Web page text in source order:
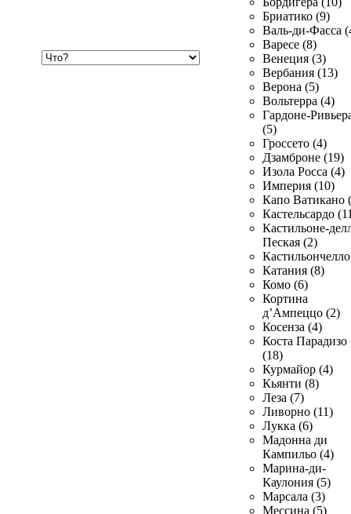
Бриатико (9)
Валь-ди-Фасса
Варесе (8)
Венеция (3)
Вербания (13)
Верона (5)
Вольтерра (4)
Гардоне-
(5)
Гроссето (4)
Дзамброне (19)
Изола Росса (4)
Империя (10)
Капо Ватикано
Кастельсардо
Кастильоне-
Пеская (2)
Катания (8)
Комо (6)
Кортина
д’Ампеццо (2)
Косенза (4)
Коста Парадизо
(18)
Курмайор (4)
Кьянти (8)
Леза (7)
Ливорно (11)
Лукка (6)
Мадонна ди
Кампильо (4)
Марина-ди-
Каулония (5)
Марсала (3)
Мессина (5)